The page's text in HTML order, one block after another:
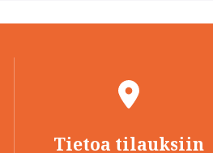
Tietoa tilauksiin